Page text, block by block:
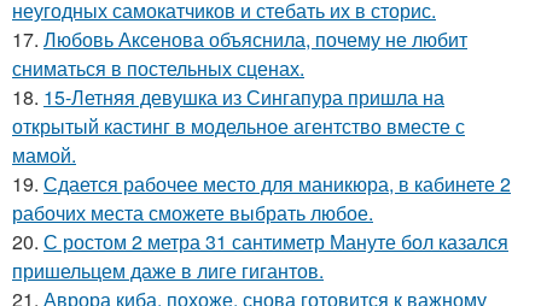
неугодных самокатчиков и стебать их в сторис.
17. Любовь Аксенова объяснила, почему не любит
сниматься в постельных сценах.
18. 15-Летняя девушка из Сингапура пришла на
открытый кастинг в модельное агентство вместе с
мамой.
19. Сдается рабочее место для маникюра, в кабинете 2
рабочих места сможете выбрать любое.
20. С ростом 2 метра 31 сантиметр Мануте бол казался
пришельцем даже в лиге гигантов.
21. Аврора киба, похоже, снова готовится к важному